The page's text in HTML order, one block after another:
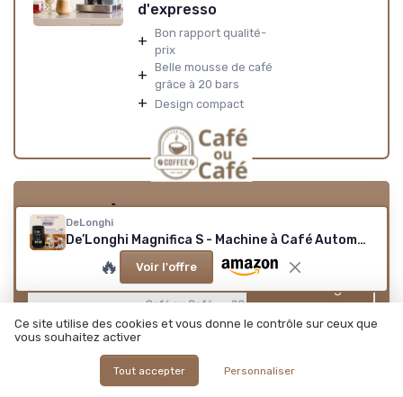
d'expresso
+ Bon rapport qualité-
prix
+ Belle mousse de café
grâce à 20 bars
+ Design compact
Le guide des meilleurs
machines a café pour
le bureau
Café ou Café — 2026
Téléchargez gratuitement le livre blanc
➔ Télécharger
*En remplissant ce formulaire, j’accepte d’être contacté(e) à
des fins commerciales par Café ou Café et ses partenaires.
DeLonghi
De’Longhi Magnifica S - Machine à Café Automatique
🔥 Voir l'offre
Ce site utilise des cookies et vous donne le contrôle sur ceux que
vous souhaitez activer
Tout accepter Personnaliser